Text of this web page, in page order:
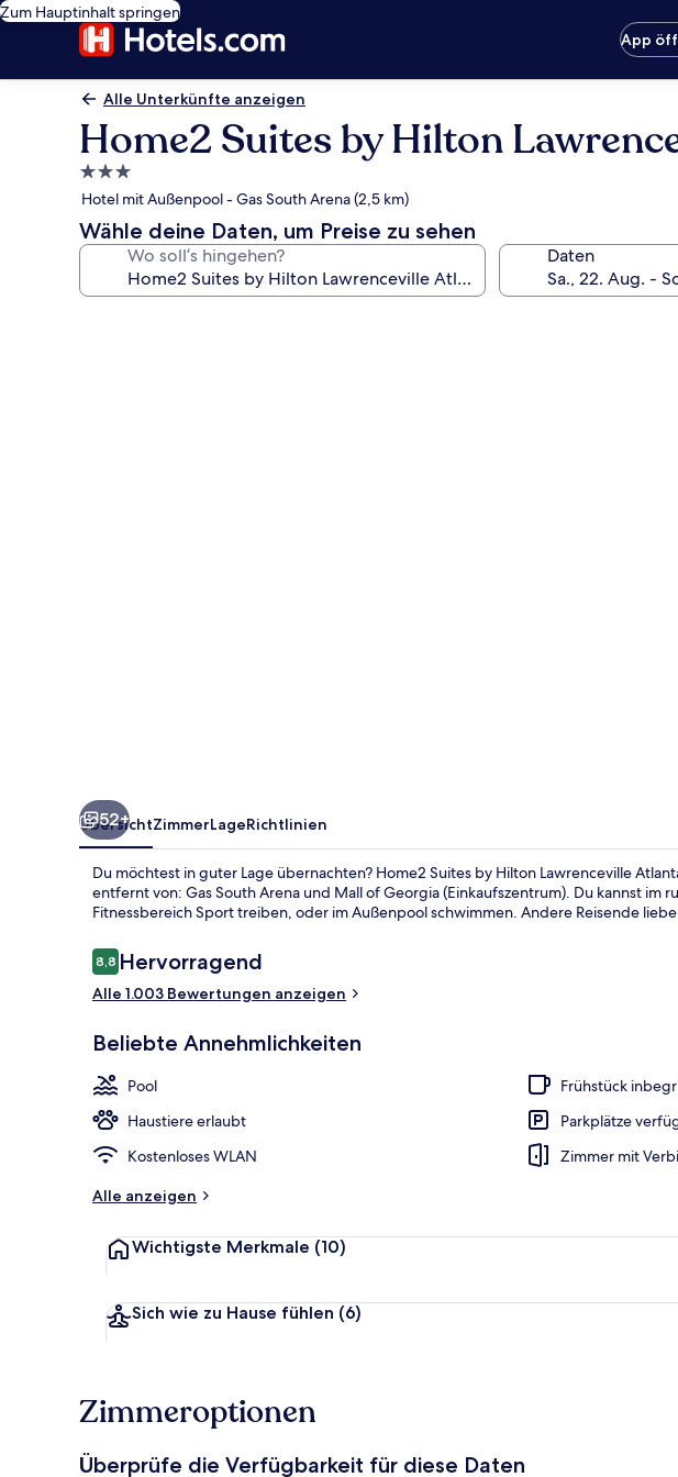
Zum Hauptinhalt springen
App
Alle Unterkünfte anzeigen
Home2 Suites by Hilton
3.0-
Sterne-
Unterkunft
Hotel mit Außenpool - Gas South Arena (2,5 km)
Wähle deine Daten, um Preise zu sehen
Wo soll’s hingehen? Daten
52+
ÜbersichtZimmerLageRichtlinien
Du möchtest in guter Lage übernachten? Home2 Suites by Hilton Lawrenceville
entfernt von: Gas South Arena und Mall of Georgia (Einkaufszentrum). Du kannst im
Fitnessbereich Sport treiben, oder im Außenpool schwimmen. Andere Reisende
Bewertungen
8,88,8 von 10.
Hervorragend
Alle 1.003 Bewertungen anzeigen
Beliebte Annehmlichkeiten
Pool
Frühstück
Haustiere erlaubt
Parkplätze
Kostenloses WLAN
Zimmer mit
Alle anzeigen
Wichtigste Merkmale (10)
Sich wie zu Hause fühlen (6)
Zimmeroptionen
Überprüfe die Verfügbarkeit für diese Daten